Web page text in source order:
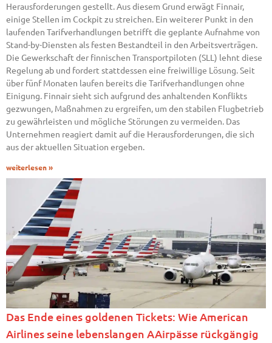
Herausforderungen gestellt. Aus diesem Grund erwägt Finnair,
einige Stellen im Cockpit zu streichen. Ein weiterer Punkt in den
laufenden Tarifverhandlungen betrifft die geplante Aufnahme von
Stand-by-Diensten als festen Bestandteil in den Arbeitsverträgen.
Die Gewerkschaft der finnischen Transportpiloten (SLL) lehnt diese
Regelung ab und fordert stattdessen eine freiwillige Lösung. Seit
über fünf Monaten laufen bereits die Tarifverhandlungen ohne
Einigung. Finnair sieht sich aufgrund des anhaltenden Konflikts
gezwungen, Maßnahmen zu ergreifen, um den stabilen Flugbetrieb
zu gewährleisten und mögliche Störungen zu vermeiden. Das
Unternehmen reagiert damit auf die Herausforderungen, die sich
aus der aktuellen Situation ergeben.
weiterlesen »
Das Ende eines goldenen Tickets: Wie American
Airlines seine lebenslangen AAirpässe rückgängig